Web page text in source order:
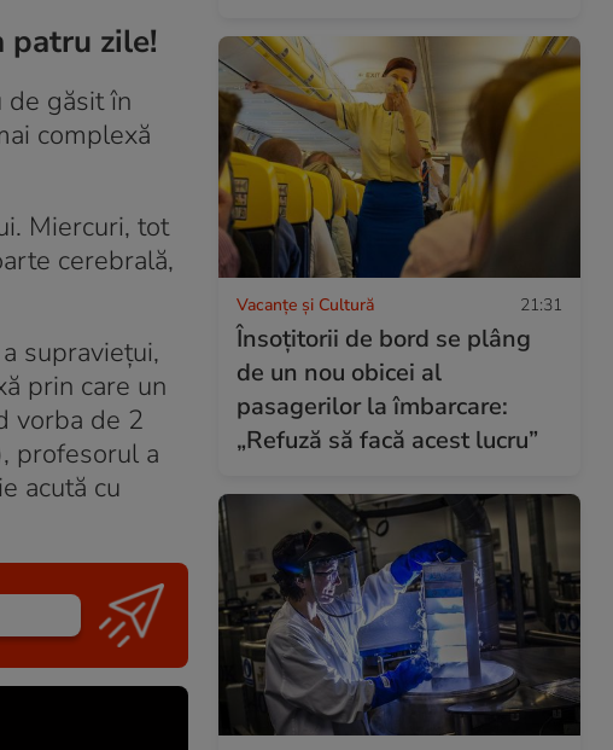
patru zile!
de găsit în
complexă
Miercuri, tot
cerebrală,
supravieţui,
prin care un
vorba de 2
profesorul a
acută cu
Vacanțe și Cultură 21:31
Însoțitorii de bord se plâng
de un nou obicei al
pasagerilor la îmbarcare:
„Refuză să facă acest lucru”